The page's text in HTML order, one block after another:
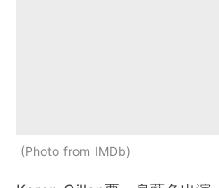
Photo from IMDb